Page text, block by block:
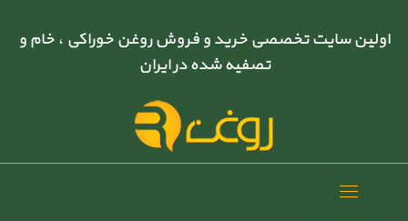
اولین سایت تخصصی خرید و فروش روغن خوراکی ، خام و
تصفیه شده در ایران
Toggle